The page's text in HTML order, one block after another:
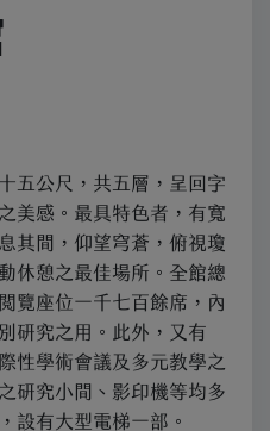
五公尺，共五層，呈回字
美感。最具特色者，有寬
其間，仰望穹蒼，俯視瓊
休憩之最佳場所。全館總
覽座位一千七百餘席，內
研究之用。此外，又有
性學術會議及多元教學之
研究小間、影印機等均多
設有大型電梯一部。